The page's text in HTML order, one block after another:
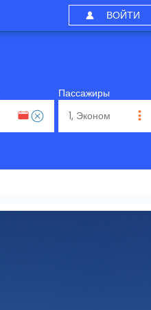
ВОЙТИ
Пассажиры